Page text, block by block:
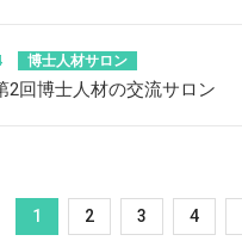
博士人材サロン
2回博士人材の交流サロン
1 2 3 4